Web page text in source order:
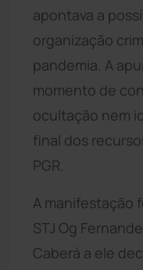
apontava a
organização
pandemia. A
momento de
ocultação nem
final dos
PGR.
A manifestação
STJ Og
Caberá a ele